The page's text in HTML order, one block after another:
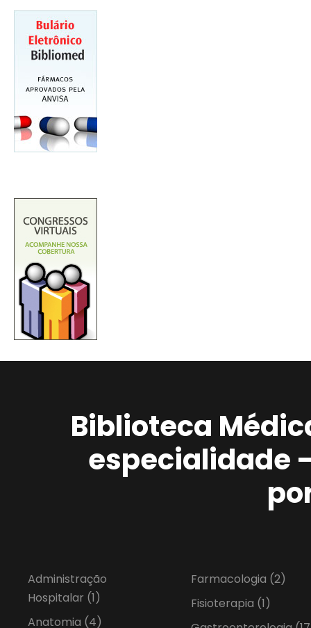
Biblioteca
especialidade
Administração
Hospitalar (1)
Anatomia (4)
Farmacologia (2)
Fisioterapia (1)